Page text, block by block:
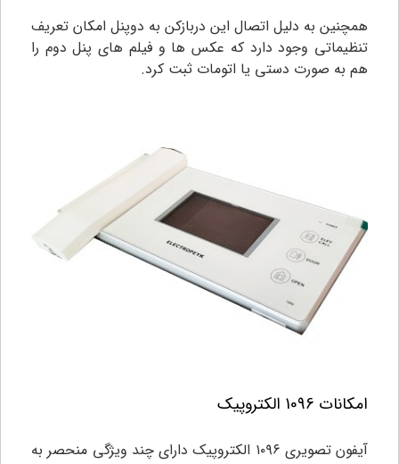
همچنین به دلیل اتصال این دربازکن به دوپنل امکان تعریف
تنظیماتی وجود دارد که عکس ها و فیلم های پنل دوم را
هم به صورت دستی یا اتومات ثبت کرد.
امکانات 1096 الکتروپیک
آیفون تصویری ۱۰۹۶ الکتروپیک دارای چند ویژگی منحصر به